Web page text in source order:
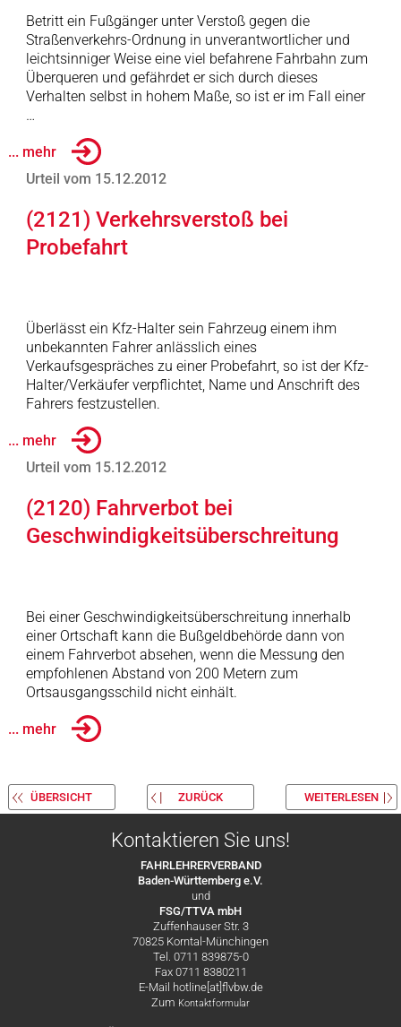
Betritt ein Fußgänger unter Verstoß gegen die
Straßenverkehrs-Ordnung in unverantwortlicher und
leichtsinniger Weise eine viel befahrene Fahrbahn zum
Überqueren und gefährdet er sich durch dieses
Verhalten selbst in hohem Maße, so ist er im Fall einer
…
... mehr
Urteil vom 15.12.2012
(2121) Verkehrsverstoß bei
Probefahrt
Überlässt ein Kfz-Halter sein Fahrzeug einem ihm
unbekannten Fahrer anlässlich eines
Verkaufsgespräches zu einer Probefahrt, so ist der Kfz-
Halter/Verkäufer verpflichtet, Name und Anschrift des
Fahrers festzustellen.
... mehr
Urteil vom 15.12.2012
(2120) Fahrverbot bei
Geschwindigkeitsüberschreitung
Bei einer Geschwindigkeitsüberschreitung innerhalb
einer Ortschaft kann die Bußgeldbehörde dann von
einem Fahrverbot absehen, wenn die Messung den
empfohlenen Abstand von 200 Metern zum
Ortsausgangsschild nicht einhält.
... mehr
ÜBERSICHT ZURÜCK WEITERLESEN
Kontaktieren Sie uns!
FAHRLEHRERVERBAND
Baden-Württemberg e.V.
und
FSG/TTVA mbH
Zuffenhauser Str. 3
70825 Korntal-Münchingen
Tel. 0711 839875-0
Fax 0711 8380211
E-Mail hotline[at]flvbw.de
Zum Kontaktformular